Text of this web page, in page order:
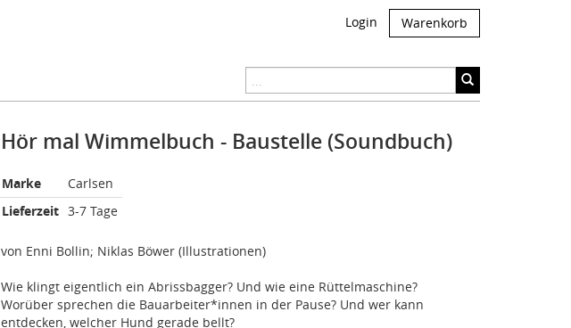
Login Warenkorb
Hör mal Wimmelbuch - Baustelle (Soundbuch)
Marke
Carlsen
Lieferzeit 3-7 Tage
von Enni Bollin; Niklas Böwer (Illustrationen)
Wie klingt eigentlich ein Abrissbagger? Und wie eine Rüttelmaschine?
Worüber sprechen die Bauarbeiter*innen in der Pause? Und wer kann
entdecken, welcher Hund gerade bellt?